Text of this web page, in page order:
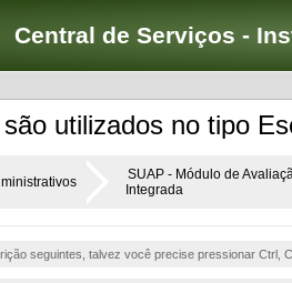
Central de Serviços -
utilizados no tipo
SUAP - Módulo de
Integrada
seguintes, talvez você precise pressionar Ctrl,